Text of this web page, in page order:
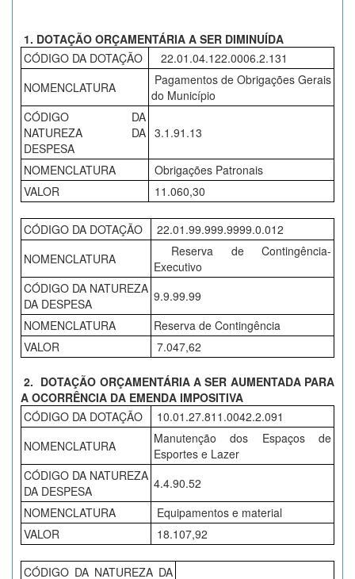
1. DOTAÇÃO ORÇAMENTÁRIA A SER DIMINUÍDA
CÓDIGO DA DOTAÇÃO
22.01.04.122.0006.2.131
NOMENCLATURA
Pagamentos de Obrigações Gerais
do Município
CÓDIGO DA
NATUREZA DA
DESPESA
3.1.91.13
NOMENCLATURA
Obrigações Patronais
VALOR
11.060,30
CÓDIGO DA DOTAÇÃO
22.01.99.999.9999.0.012
NOMENCLATURA
Reserva de Contingência-
Executivo
CÓDIGO DA NATUREZA
DA DESPESA
9.9.99.99
NOMENCLATURA
Reserva de Contingência
VALOR
7.047,62
2. DOTAÇÃO ORÇAMENTÁRIA A SER AUMENTADA PARA
A OCORRÊNCIA DA EMENDA IMPOSITIVA
CÓDIGO DA DOTAÇÃO
10.01.27.811.0042.2.091
NOMENCLATURA
Manutenção dos Espaços de
Esportes e Lazer
CÓDIGO DA NATUREZA
DA DESPESA
4.4.90.52
NOMENCLATURA
Equipamentos e material
VALOR
18.107,92
CÓDIGO DA NATUREZA DA